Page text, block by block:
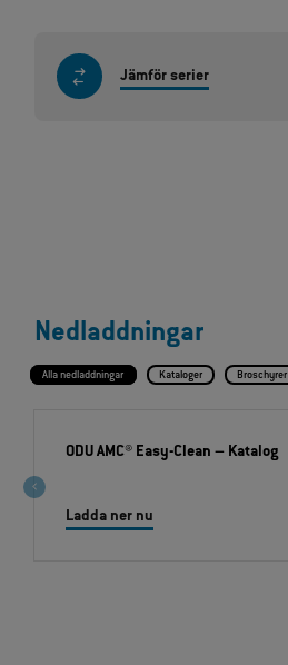
Jämför serier
Nedladdningar
Alla nedladdningar Kataloger Broschyrer
ODU AMC® Easy-Clean – Katalog
Ladda ner nu